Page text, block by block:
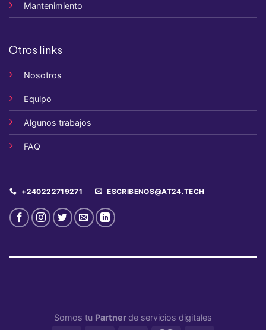
Mantenimiento
Otros links
Nosotros
Equipo
Algunos trabajos
FAQ
+240222719271 ESCRIBENOS@AT24.TECH
Somos tu Partnerde servicios digitales